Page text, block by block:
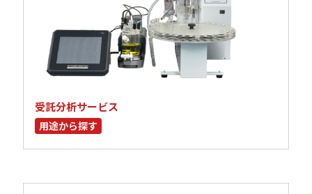
受託分析サービス
用途から探す